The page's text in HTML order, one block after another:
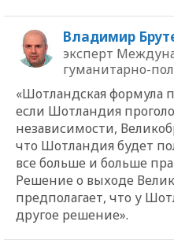
Владимир
эксперт
гуманитарно-
«Шотландская формула
если Шотландия
независимости,
что Шотландия будет
все больше и больше
Решение о выходе
предполагает, что у
другое решение».